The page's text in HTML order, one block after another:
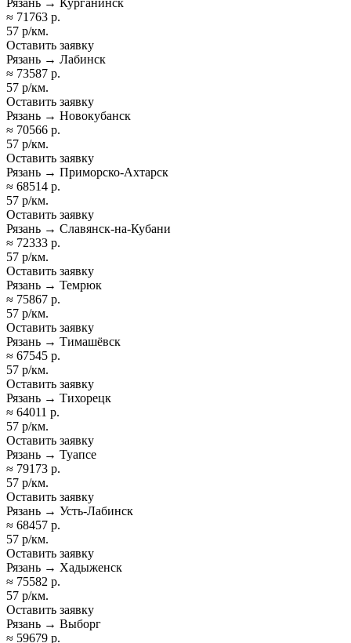
≈ 71763 р.
57 р/км.
Оставить заявку
Рязань → Лабинск
≈ 73587 р.
57 р/км.
Оставить заявку
Рязань → Новокубанск
≈ 70566 р.
57 р/км.
Оставить заявку
Рязань → Приморско-Ахтарск
≈ 68514 р.
57 р/км.
Оставить заявку
Рязань → Славянск-на-Кубани
≈ 72333 р.
57 р/км.
Оставить заявку
Рязань → Темрюк
≈ 75867 р.
57 р/км.
Оставить заявку
Рязань → Тимашёвск
≈ 67545 р.
57 р/км.
Оставить заявку
Рязань → Тихорецк
≈ 64011 р.
57 р/км.
Оставить заявку
Рязань → Туапсе
≈ 79173 р.
57 р/км.
Оставить заявку
Рязань → Усть-Лабинск
≈ 68457 р.
57 р/км.
Оставить заявку
Рязань → Хадыженск
≈ 75582 р.
57 р/км.
Оставить заявку
Рязань → Выборг
≈ 59679 р.